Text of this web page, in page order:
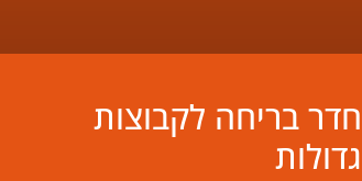
חדר בריחה לקבוצות
גדולות